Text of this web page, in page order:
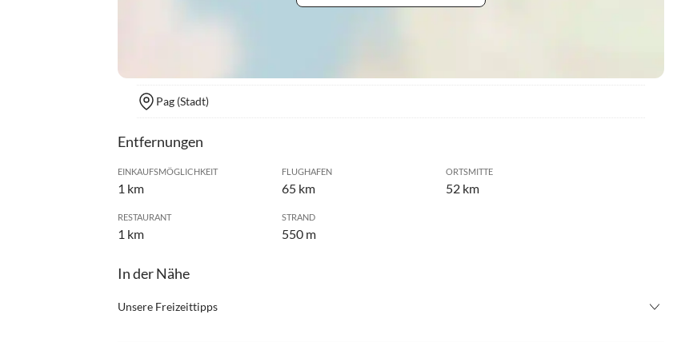
Pag (Stadt)
Entfernungen
EINKAUFSMÖGLICHKEIT
1 km
FLUGHAFEN
65 km
ORTSMITTE
52 km
RESTAURANT
1 km
STRAND
550 m
In der Nähe
Unsere Freizeittipps